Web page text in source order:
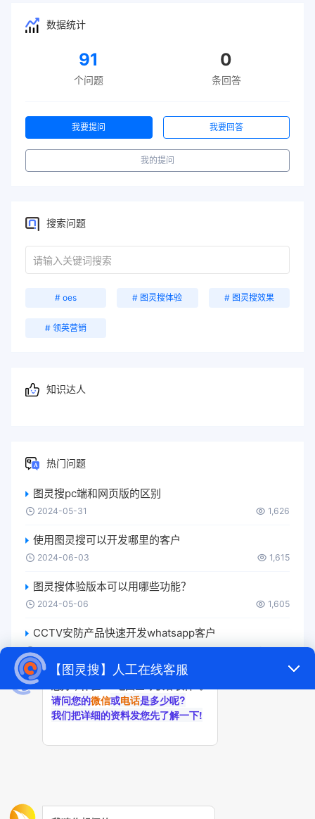
数据统计
91
个问题
0
条回答
我要提问 我要回答
我的提问
搜索问题
# oes # 图灵搜体验 # 图灵搜效果
# 领英营销
知识达人
热门问题
图灵搜pc端和网页版的区别
2024-05-31 1,626
使用图灵搜可以开发哪里的客户
2024-06-03 1,615
图灵搜体验版本可以用哪些功能？
2024-05-06 1,605
CCTV安防产品快速开发whatsapp客户
2024-05-21 1,544
图灵搜有免费版吗？
2024-05-31